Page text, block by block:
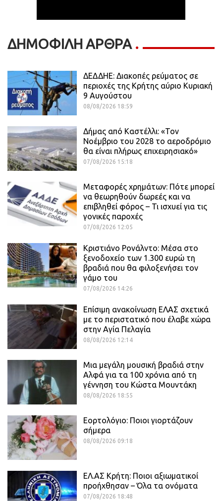
ΔΗΜΟΦΙΛΗ ΑΡΘΡΑ
ΔΕΔΔΗΕ: Διακοπές ρεύματος σε
περιοχές της Κρήτης αύριο Κυριακή
9 Αυγούστου
08/08/2026 18:59
Δήμας από Καστέλλι: «Τον
Νοέμβριο του 2028 το αεροδρόμιο
θα είναι πλήρως επιχειρησιακό»
07/08/2026 15:18
Μεταφορές χρημάτων: Πότε μπορεί
να θεωρηθούν δωρεές και να
επιβληθεί φόρος – Τι ισχυεί για τις
γονικές παροχές
07/08/2026 12:05
Κριστιάνο Ρονάλντο: Μέσα στο
ξενοδοχείο των 1.300 ευρώ τη
βραδιά που θα φιλοξενήσει τον
γάμο του
07/08/2026 14:26
Επίσιμη ανακοίνωση ΕΛΑΣ σχετικά
με το περιστατικό που έλαβε χώρα
στην Αγία Πελαγία
08/08/2026 12:14
Μια μεγάλη μουσική βραδιά στην
Αλφά για τα 100 χρόνια από τη
γέννηση του Κώστα Μουντάκη
08/08/2026 18:55
Εορτολόγιο: Ποιοι γιορτάζουν
σήμερα
08/08/2026 09:18
ΕΛ.ΑΣ Κρήτη: Ποιοι αξιωματικοί
προήχθησαν – Όλα τα ονόματα
07/08/2026 18:48